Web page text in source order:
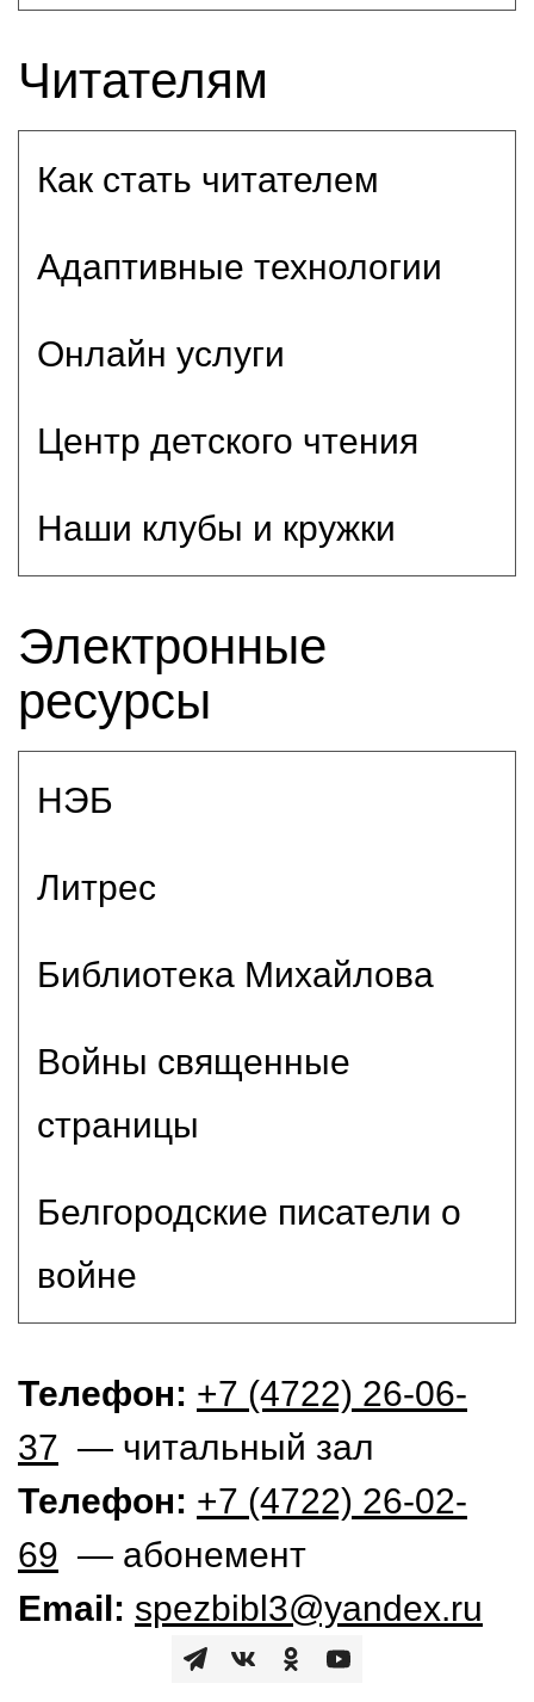
Читателям
Как стать читателем
Адаптивные технологии
Онлайн услуги
Центр детского чтения
Наши клубы и кружки
Электронные
ресурсы
НЭБ
Литрес
Библиотека Михайлова
Войны священные
страницы
Белгородские писатели о
войне
Телефон: +7 (4722) 26-06-
37 — читальный зал
Телефон: +7 (4722) 26-02-
69 — абонемент
Email: spezbibl3@yandex.ru